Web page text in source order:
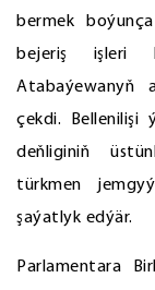
bermek
bejeriş işleri
Atabaýewanyň
çekdi. Bellenilişi
deňliginiň
türkmen
şaýatlyk edýär.
Parlamentara